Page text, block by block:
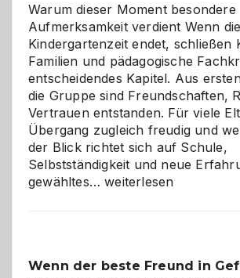
Warum dieser Moment besondere
Aufmerksamkeit verdient Wenn die
Kindergartenzeit endet, schließen
Familien und pädagogische
entscheidendes Kapitel. Aus
die Gruppe sind Freundschaften,
Vertrauen entstanden. Für viele
Übergang zugleich freudig und
der Blick richtet sich auf Schule,
Selbstständigkeit und neue
gewähltes…Abschied
und
weiterlesen
Wenn der beste Freund in